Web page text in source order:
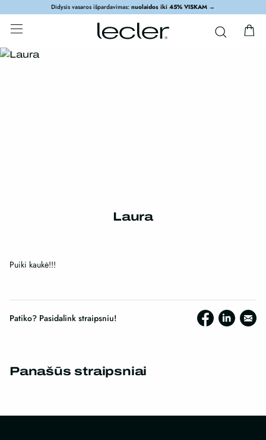
Didysis vasaros išpardavimas: nuolaidos iki 45% VISKAM →
Laura
Puiki kaukė!!!
Patiko? Pasidalink straipsniu!
Panašūs straipsniai